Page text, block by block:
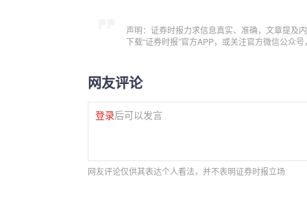
声明：证券时报力求信息真实、准确，文章提及
下载“证券时报”官方APP，或关注官方微信公众
网友评论
登录后可以发言
网友评论仅供其表达个人看法，并不表明证券时报立场